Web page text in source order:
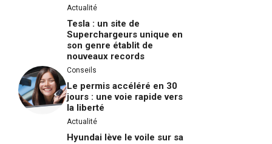
Actualité
Tesla : un site de
Superchargeurs unique en
son genre établit de
nouveaux records
Conseils
Le permis accéléré en 30
jours : une voie rapide vers
la liberté
Actualité
Hyundai lève le voile sur sa